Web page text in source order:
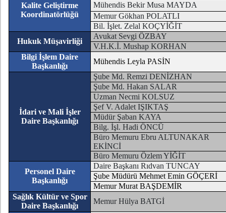
Kalite Geliştirme
Koordinatörlüğü
Mühendis Bekir Musa MAYDA
Memur Gökhan POLATLI
Bil. İşlet. Zelal KOÇYİĞİT
Hukuk Müşavirliği
Avukat Sevgi ÖZBAY
V.H.K.İ. Mushap KORHAN
Bilgi İşlem Daire
Başkanlığı
Mühendis Leyla PASİN
İdari ve Mali İşler
Daire Başkanlığı
Şube Md. Remzi DENİZHAN
Şube Md. Hakan SALAR
Uzman Necmi KOLSUZ
Şef V. Adalet IŞIKTAŞ
Müdür Şaban KAYA
Bilg. İşl. Hadi ÖNCÜ
Büro Memuru Ebru ALTUNAKAR
EKİNCİ
Büro Memuru Özlem YİĞİT
Personel Daire
Başkanlığı
Daire Başkanı Rıdvan TUNCAY
Şube Müdürü Mehmet Emin GÖÇERİ
Memur Murat BAŞDEMİR
Sağlık Kültür ve Spor
Daire Başkanlığı
Memur Hülya BATGİ